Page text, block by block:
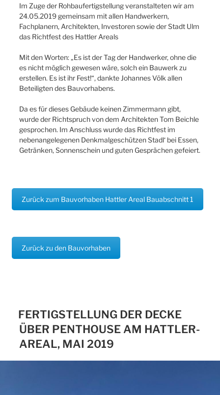
Im Zuge der Rohbaufertigstellung veranstalteten wir am
24.05.2019 gemeinsam mit allen Handwerkern,
Fachplanern, Architekten, Investoren sowie der Stadt Ulm
das Richtfest des Hattler Areals
Mit den Worten: „Es ist der Tag der Handwerker, ohne die
es nicht möglich gewesen wäre, solch ein Bauwerk zu
erstellen. Es ist ihr Fest!“, dankte Johannes Völk allen
Beteiligten des Bauvorhabens.
Da es für dieses Gebäude keinen Zimmermann gibt,
wurde der Richtspruch von dem Architekten Tom Beichle
gesprochen. Im Anschluss wurde das Richtfest im
nebenangelegenen Denkmalgeschützen Stadl‘ bei Essen,
Getränken, Sonnenschein und guten Gesprächen gefeiert.
Zurück zum Bauvorhaben Hattler Areal Bauabschnitt 1
Zurück zu den Bauvorhaben
FERTIGSTELLUNG DER DECKE
ÜBER PENTHOUSE AM HATTLER-
AREAL, MAI 2019